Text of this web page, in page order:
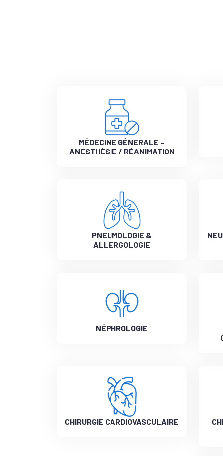
MÉDECINE GÉNERALE –
ANESTHÉSIE / RÉANIMATION
PNEUMOLOGIE &
ALLERGOLOGIE
NÉPHROLOGIE
CHIRURGIE CARDIOVASCULAIRE